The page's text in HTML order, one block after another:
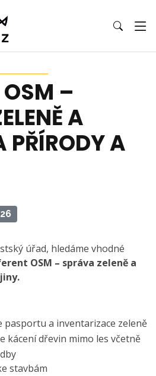
OSM –
A
PŘÍRODY A
úřad, hledáme vhodné
OSM – správa zeleně a
pasportu a inventarizace zeleně
kácení dřevin mimo les včetně
stavbám